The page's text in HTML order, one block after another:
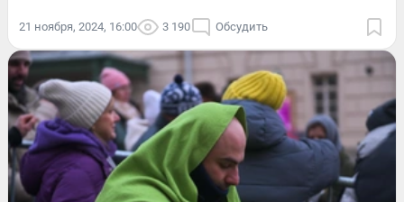
21 ноября, 2024, 16:00 3 190 Обсудить